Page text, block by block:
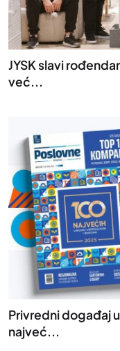
JYSK slavi
već...
Privredni događaj
najveć...